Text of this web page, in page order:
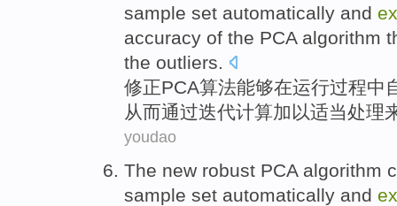
sample set automatically and
accuracy of the PCAalgorithm
the outliers.
修正PCA算法能够在运行过程中
从而通过迭代计算加以适当处理
youdao
The new robust PCA algorithm
sample set automatically and